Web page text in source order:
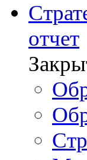
отчет